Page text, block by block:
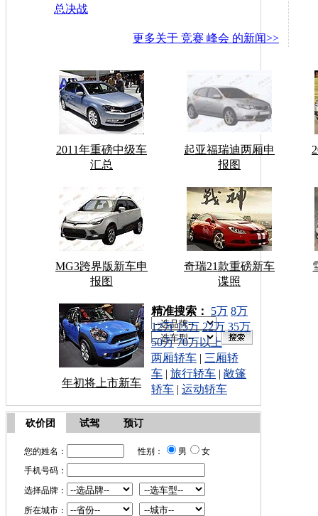
总决战
更多关于 竞赛 峰会 的新闻>>
2011年重磅中级车
汇总
起亚福瑞迪两厢申
报图
MG3跨界版新车申
报图
奇瑞21款重磅新车
谍照
年初将上市新车
车型搜索：
精准搜索： 5万 8万
12万 15万 22万 35万
50万 70万以上
两厢轿车 | 三厢轿
车 | 旅行轿车 | 敞篷
轿车 | 运动轿车
砍价团 试驾 预订
您的姓名： 性别： 男
女
手机号码：
选择品牌：
所在城市：